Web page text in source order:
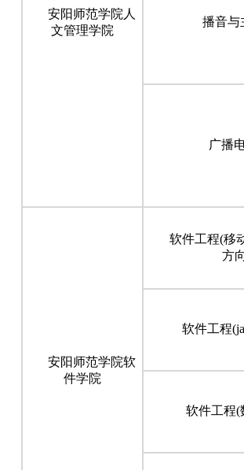
安阳师范学院人
文管理学院
播音与
广播
安阳师范学院软
件学院
软件工程(移
方
软件工程
软件工程(